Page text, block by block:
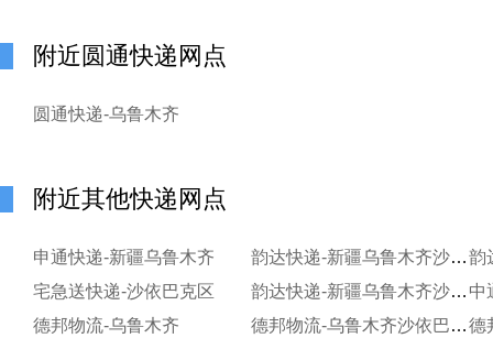
附近圆通快递网点
圆通快递-乌鲁木齐
附近其他快递网点
申通快递-新疆乌鲁木齐
韵达快递-新疆乌鲁木齐沙依巴克区
宅急送快递-沙依巴克区
韵达快递-新疆乌鲁木齐沙依巴克区 中
德邦物流-乌鲁木齐
德邦物流-乌鲁木齐沙依巴克区宝山路